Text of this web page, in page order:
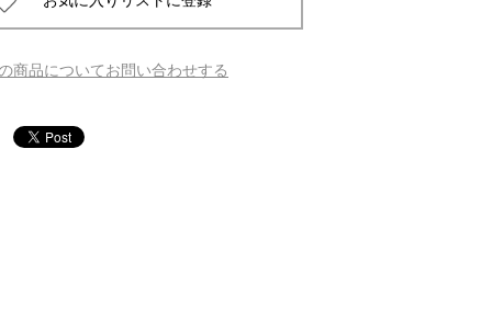
商品についてお問い合わせする